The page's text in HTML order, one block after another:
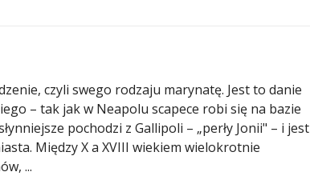
czyli swego rodzaju marynatę. Jest to danie
– tak jak w Neapolu scapece robi się na bazie
pochodzi z Gallipoli – „perły Jonii" – i jest
Między X a XVIII wiekiem wielokrotnie
...